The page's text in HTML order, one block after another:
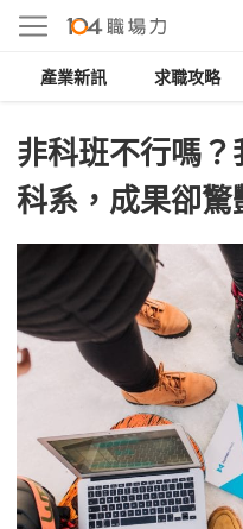
產業新訊 求職攻略
非科班不行嗎
科系，成果卻驚